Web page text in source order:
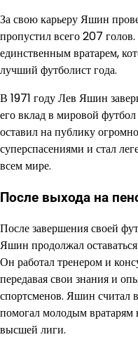
За свою карьеру Яшин
пропустил всего 207
единственным вратарем,
лучший футболист года.
В 1971 году Лев Яшин
его вклад в мировой
оставил на публику
суперспасениями и стал
всем мире.
После выхода на
После завершения своей
Яшин продолжал
Он работал тренером и
передавая свои знания и
спортсменов. Яшин считал
помогал молодым вратарям
высшей лиги.